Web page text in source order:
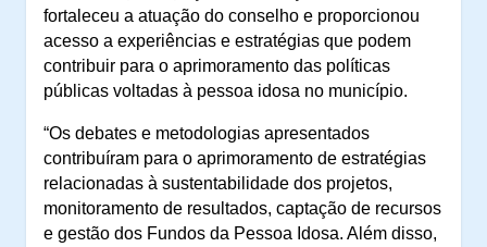
fortaleceu a atuação do conselho e proporcionou
acesso a experiências e estratégias que podem
contribuir para o aprimoramento das políticas
públicas voltadas à pessoa idosa no município.
“Os debates e metodologias apresentados
contribuíram para o aprimoramento de estratégias
relacionadas à sustentabilidade dos projetos,
monitoramento de resultados, captação de recursos
e gestão dos Fundos da Pessoa Idosa. Além disso,